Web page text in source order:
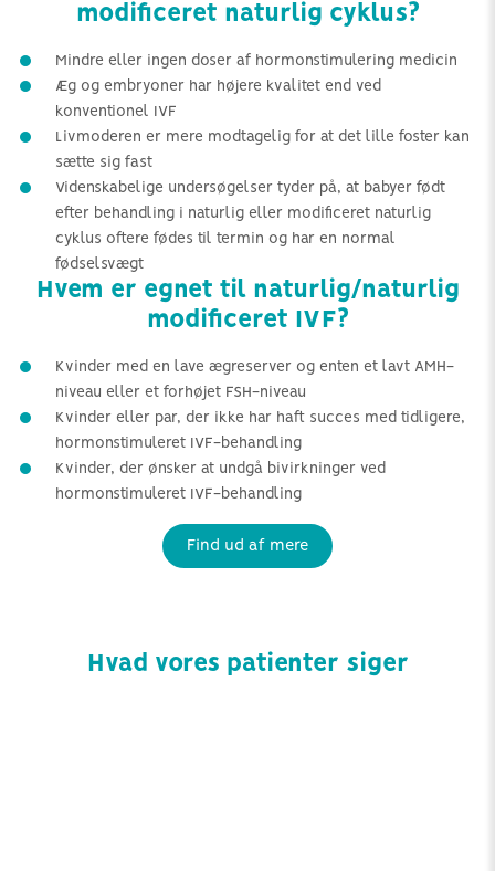
modificeret naturlig cyklus?
Mindre eller ingen doser af hormonstimulering medicin
Æg og embryoner har højere kvalitet end ved
konventionel IVF
Livmoderen er mere modtagelig for at det lille foster kan
sætte sig fast
Videnskabelige undersøgelser tyder på, at babyer født
efter behandling i naturlig eller modificeret naturlig
cyklus oftere fødes til termin og har en normal
fødselsvægt
Hvem er egnet til naturlig/naturlig
modificeret IVF?
Kvinder med en lave ægreserver og enten et lavt AMH-
niveau eller et forhøjet FSH-niveau
Kvinder eller par, der ikke har haft succes med tidligere,
hormonstimuleret IVF-behandling
Kvinder, der ønsker at undgå bivirkninger ved
hormonstimuleret IVF-behandling
Find ud af mere
Hvad vores patienter siger